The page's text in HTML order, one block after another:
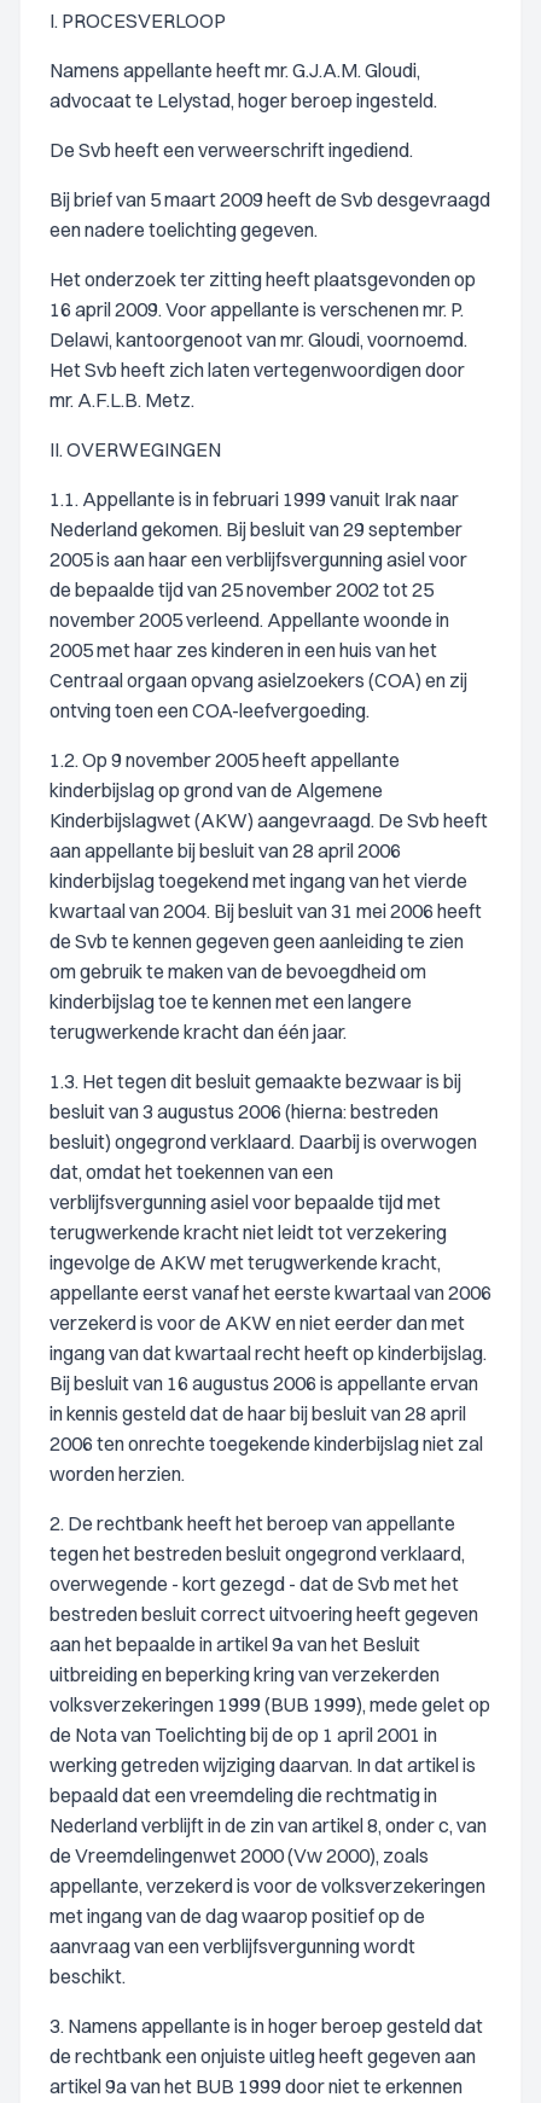
I. PROCESVERLOOP
Namens appellante heeft mr. G.J.A.M. Gloudi,
advocaat te Lelystad, hoger beroep ingesteld.
De Svb heeft een verweerschrift ingediend.
Bij brief van 5 maart 2009 heeft de Svb desgevraagd
een nadere toelichting gegeven.
Het onderzoek ter zitting heeft plaatsgevonden op
16 april 2009. Voor appellante is verschenen mr. P.
Delawi, kantoorgenoot van mr. Gloudi, voornoemd.
Het Svb heeft zich laten vertegenwoordigen door
mr. A.F.L.B. Metz.
II. OVERWEGINGEN
1.1. Appellante is in februari 1999 vanuit Irak naar
Nederland gekomen. Bij besluit van 29 september
2005 is aan haar een verblijfsvergunning asiel voor
de bepaalde tijd van 25 november 2002 tot 25
november 2005 verleend. Appellante woonde in
2005 met haar zes kinderen in een huis van het
Centraal orgaan opvang asielzoekers (COA) en zij
ontving toen een COA-leefvergoeding.
1.2. Op 9 november 2005 heeft appellante
kinderbijslag op grond van de Algemene
Kinderbijslagwet (AKW) aangevraagd. De Svb heeft
aan appellante bij besluit van 28 april 2006
kinderbijslag toegekend met ingang van het vierde
kwartaal van 2004. Bij besluit van 31 mei 2006 heeft
de Svb te kennen gegeven geen aanleiding te zien
om gebruik te maken van de bevoegdheid om
kinderbijslag toe te kennen met een langere
terugwerkende kracht dan één jaar.
1.3. Het tegen dit besluit gemaakte bezwaar is bij
besluit van 3 augustus 2006 (hierna: bestreden
besluit) ongegrond verklaard. Daarbij is overwogen
dat, omdat het toekennen van een
verblijfsvergunning asiel voor bepaalde tijd met
terugwerkende kracht niet leidt tot verzekering
ingevolge de AKW met terugwerkende kracht,
appellante eerst vanaf het eerste kwartaal van 2006
verzekerd is voor de AKW en niet eerder dan met
ingang van dat kwartaal recht heeft op kinderbijslag.
Bij besluit van 16 augustus 2006 is appellante ervan
in kennis gesteld dat de haar bij besluit van 28 april
2006 ten onrechte toegekende kinderbijslag niet zal
worden herzien.
2. De rechtbank heeft het beroep van appellante
tegen het bestreden besluit ongegrond verklaard,
overwegende - kort gezegd - dat de Svb met het
bestreden besluit correct uitvoering heeft gegeven
aan het bepaalde in artikel 9a van het Besluit
uitbreiding en beperking kring van verzekerden
volksverzekeringen 1999 (BUB 1999), mede gelet op
de Nota van Toelichting bij de op 1 april 2001 in
werking getreden wijziging daarvan. In dat artikel is
bepaald dat een vreemdeling die rechtmatig in
Nederland verblijft in de zin van artikel 8, onder c, van
de Vreemdelingenwet 2000 (Vw 2000), zoals
appellante, verzekerd is voor de volksverzekeringen
met ingang van de dag waarop positief op de
aanvraag van een verblijfsvergunning wordt
beschikt.
3. Namens appellante is in hoger beroep gesteld dat
de rechtbank een onjuiste uitleg heeft gegeven aan
artikel 9a van het BUB 1999 door niet te erkennen